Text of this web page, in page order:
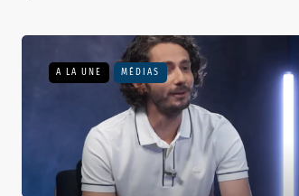
A LA UNE MÉDIAS